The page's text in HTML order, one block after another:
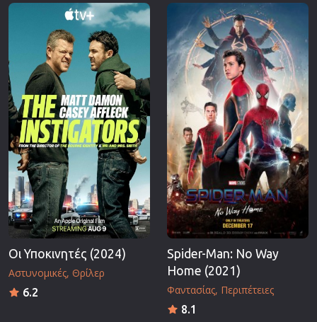
Επιστημονικής Φαντασίας
Ερωτικές
Ευρωπαικός Κινηματογράφος
Θρησκευτικές
Θρίλερ
Ιστορικές
Καταστροφής
Κλασσικές
Οι Υποκινητές (2024)
Αστυνομικές Θρίλερ
6.2
Spider-Man: No Way
Home (2021)
Φαντασίας Περιπέτειες
8.1